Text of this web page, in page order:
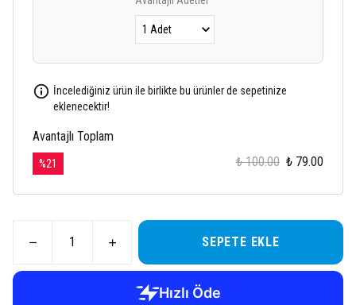
İncelediğiniz ürün ile birlikte bu ürünler de sepetinize
eklenecektir!
Avantajlı Toplam
%21 ₺ 100.00 ₺ 79.00
SEPETE EKLE